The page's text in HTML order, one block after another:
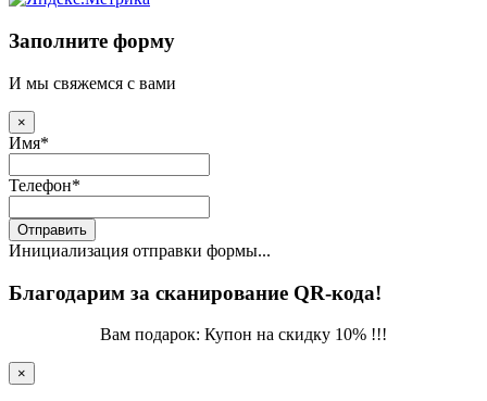
Заполните форму
И мы свяжемся с вами
×
Имя*
Телефон*
Отправить
Инициализация отправки формы...
Благодарим за сканирование QR-кода!
Вам подарок: Купон на скидку 10% !!!
×